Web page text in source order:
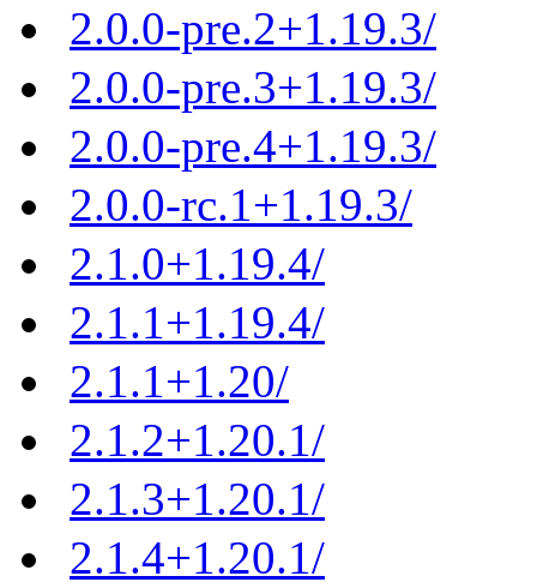
2.0.0-pre.2+1.19.3/
2.0.0-pre.3+1.19.3/
2.0.0-pre.4+1.19.3/
2.0.0-rc.1+1.19.3/
2.1.0+1.19.4/
2.1.1+1.19.4/
2.1.1+1.20/
2.1.2+1.20.1/
2.1.3+1.20.1/
2.1.4+1.20.1/